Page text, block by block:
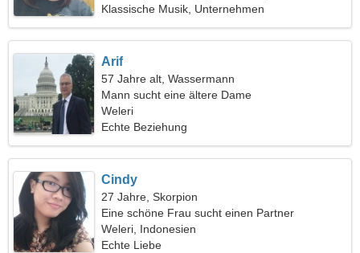
Klassische Musik, Unternehmen
Arif
57 Jahre alt, Wassermann
Mann sucht eine ältere Dame
Weleri
Echte Beziehung
Cindy
27 Jahre, Skorpion
Eine schöne Frau sucht einen Partner
Weleri, Indonesien
Echte Liebe